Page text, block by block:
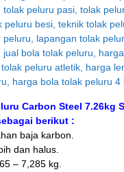
Carbon Steel 7.26kg
berikut :
baja karbon.
dan halus.
– 7,285 kg.